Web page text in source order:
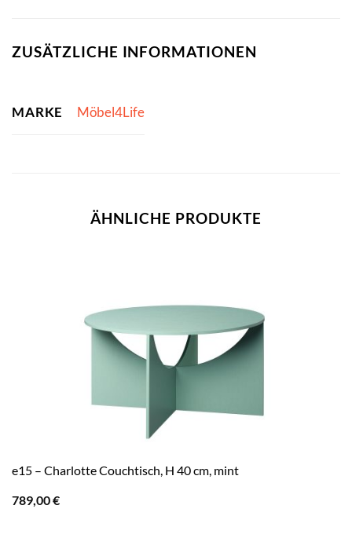
ZUSÄTZLICHE INFORMATIONEN
MARKE Möbel4Life
ÄHNLICHE PRODUKTE
e15 – Charlotte Couchtisch, H 40 cm, mint
789,00€